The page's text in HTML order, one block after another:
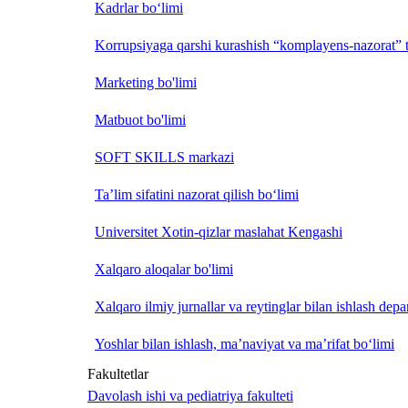
Kadrlar bo‘limi
Korrupsiyaga qarshi kurashish “komplayens-
Marketing bo'limi
Matbuot bo'limi
SOFT SKILLS markazi
Ta’lim sifatini nazorat qilish bo‘limi
Universitet Xotin-qizlar maslahat Kengashi
Xalqaro aloqalar bo'limi
Xalqaro ilmiy jurnallar va reytinglar bilan ishlash
Yoshlar bilan ishlash, ma’naviyat va ma’rifat bo‘limi
Fakultetlar
Davolash ishi va pediatriya fakulteti